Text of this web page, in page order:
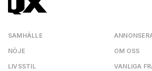
SAMHÄLLE
NÖJE
LIVSSTIL
OM OSS
VANLIGA